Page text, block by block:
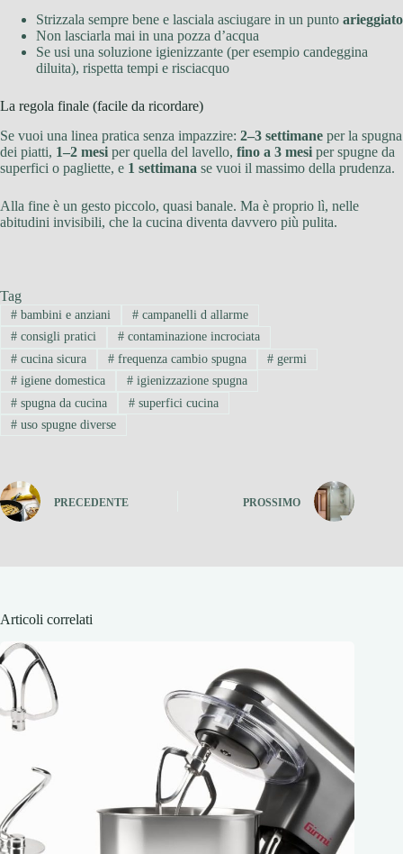
Strizzala sempre bene e lasciala asciugare in un punto arieggiato
Non lasciarla mai in una pozza d’acqua
Se usi una soluzione igienizzante (per esempio candeggina
diluita), rispetta tempi e risciacquo
La regola finale (facile da ricordare)
Se vuoi una linea pratica senza impazzire: 2–3 settimane per la spugna
dei piatti, 1–2 mesi per quella del lavello, fino a 3 mesi per spugne da
superfici o pagliette, e 1 settimana se vuoi il massimo della prudenza.
Alla fine è un gesto piccolo, quasi banale. Ma è proprio lì, nelle
abitudini invisibili, che la cucina diventa davvero più pulita.
Tag
#bambini e anziani #campanelli d allarme
#consigli pratici #contaminazione incrociata
#cucina sicura #frequenza cambio spugna # germi
#igiene domestica #igienizzazione spugna
#spugna da cucina #superfici cucina
#uso spugne diverse
PRECEDENTE PROSSIMO
Articoli correlati